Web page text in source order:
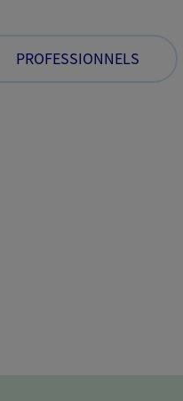
PROFESSIONNELS